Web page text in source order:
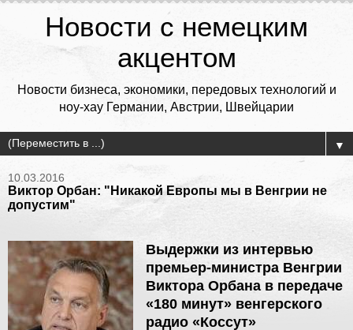
Новости с немецким
акцентом
Новости бизнеса, экономики, передовых технологий и
ноу-хау Германии, Австрии, Швейцарии
▼
10.03.2016
Виктор Орбан: "Никакой Европы мы в Венгрии не
допустим"
Выдержки из интервью
премьер-министра Венгрии
Виктора Орбана в передаче
«180 минут» венгерского
радио «Коссут»